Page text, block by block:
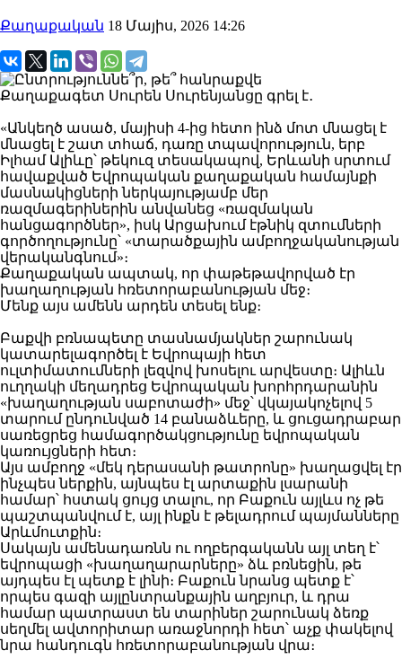
Քաղաքական 18 Մայիս, 2026 14:26
Քաղաքագետ Սուրեն Սուրենյանցը գրել է․
«Անկեղծ ասած, մայիսի 4-ից հետո ինձ մոտ մնացել է
մնացել է շատ տհաճ, դառը տպավորություն, երբ
Իլհամ Ալիևը՝ թեկուզ տեսակապով, Երևանի սրտում
հավաքված Եվրոպական քաղաքական համայնքի
մասնակիցների ներկայությամբ մեր
ռազմագերիներին անվանեց «ռազմական
հանցագործներ», իսկ Արցախում էթնիկ զտումների
գործողությունը՝ «տարածքային ամբողջականության
վերականգնում»։
Քաղաքական ապտակ, որ փաթեթավորված էր
խաղաղության հռետորաբանության մեջ։
Մենք այս ամենն արդեն տեսել ենք։
Բաքվի բռնապետը տասնամյակներ շարունակ
կատարելագործել է Եվրոպայի հետ
ուլտիմատումների լեզվով խոսելու արվեստը։ Ալիևն
ուղղակի մեղադրեց Եվրոպական խորհրդարանին
«խաղաղության սաբոտաժի» մեջ՝ վկայակոչելով 5
տարում ընդունված 14 բանաձևերը, և ցուցադրաբար
սառեցրեց համագործակցությունը եվրոպական
կառույցների հետ։
Այս ամբողջ «մեկ դերասանի թատրոնը» խաղացվել էր
ինչպես ներքին, այնպես էլ արտաքին լսարանի
համար՝ հստակ ցույց տալու, որ Բաքուն այլևս ոչ թե
պաշտպանվում է, այլ ինքն է թելադրում պայմանները
Արևմուտքին։
Սակայն ամենադառնն ու ողբերգականն այլ տեղ է՝
եվրոպացի «խաղաղարարները» ձև բռնեցին, թե
այդպես էլ պետք է լինի։ Բաքուն նրանց պետք է՝
որպես գազի այլընտրանքային աղբյուր, և դրա
համար պատրաստ են տարիներ շարունակ ձեռք
սեղմել ավտորիտար առաջնորդի հետ՝ աչք փակելով
նրա հանդուգն հռետորաբանության վրա։